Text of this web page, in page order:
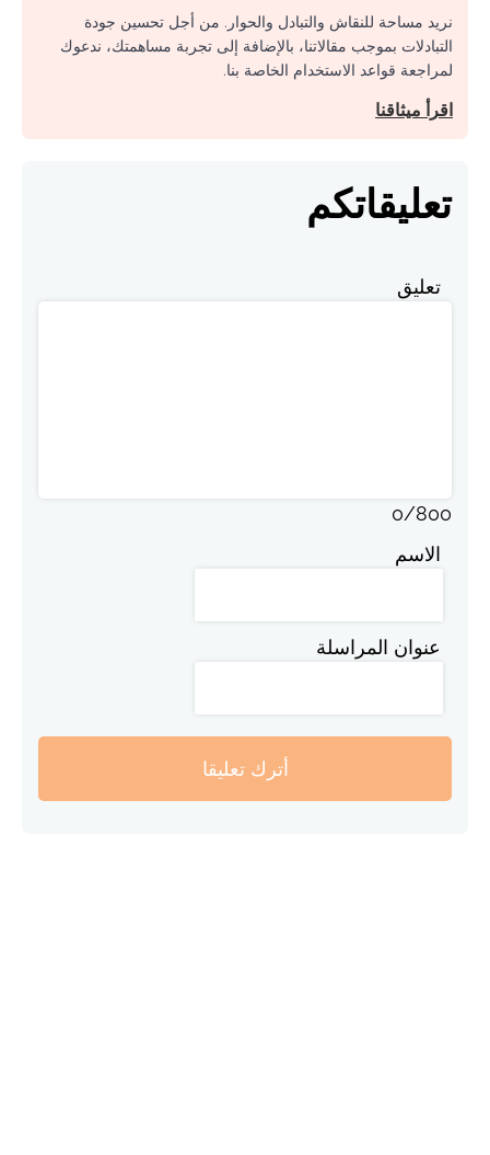
نريد مساحة للنقاش والتبادل والحوار. من أجل تحسين جودة
التبادلات بموجب مقالاتنا، بالإضافة إلى تجربة مساهمتك، ندعوك
لمراجعة قواعد الاستخدام الخاصة بنا.
اقرأ ميثاقنا
تعليقاتكم
تعليق
0/800
الاسم
عنوان المراسلة
أترك تعليقا